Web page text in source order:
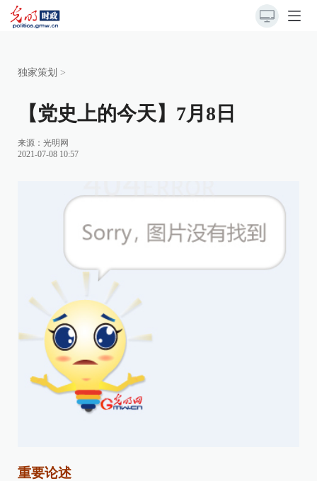
独家策划 >
【党史上的今天】7月8日
来源： 光明网
2021-07-08 10:57
重要论述